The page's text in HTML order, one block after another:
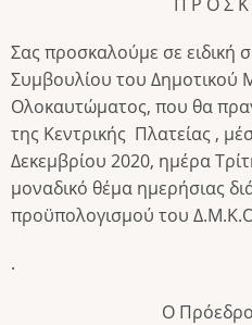
Σας προσκαλούμε σε ειδική
Συμβουλίου του Δημοτικού
Ολοκαυτώματος, που θα
της Κεντρικής Πλατείας ,
Δεκεμβρίου 2020, ημέρα
μοναδικό θέμα ημερήσιας
προϋπολογισμού του
.
Ο